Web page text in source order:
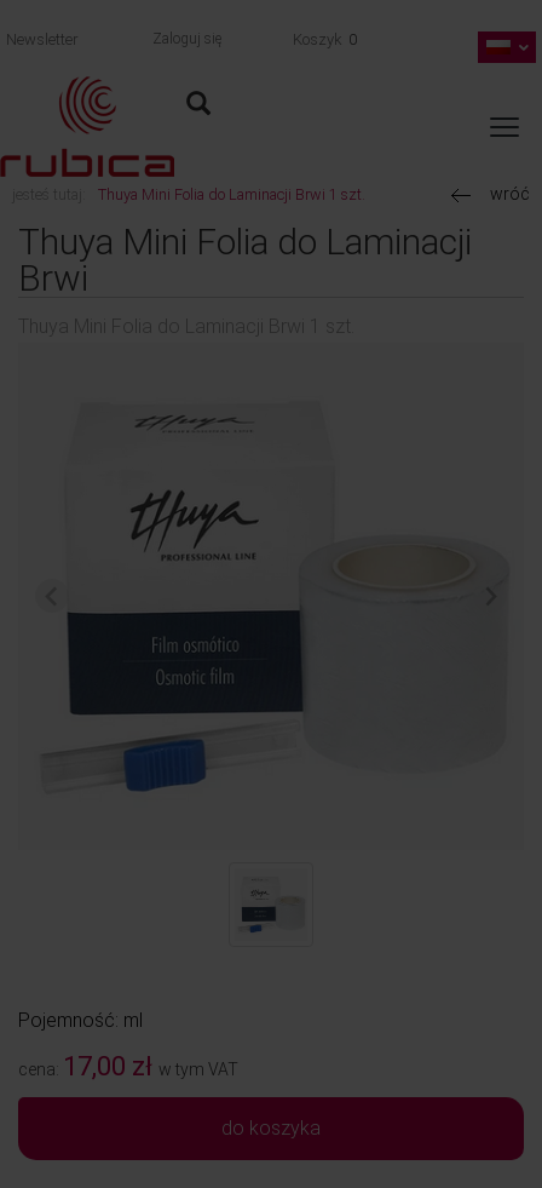
Newsletter Zaloguj się Koszyk 0
jesteś tutaj: Thuya Mini Folia do Laminacji Brwi 1 szt. wróć
Thuya Mini Folia do Laminacji
Brwi
Thuya Mini Folia do Laminacji Brwi 1 szt.
Pojemność: ml
cena: 17,00 zł w tym VAT
do koszyka